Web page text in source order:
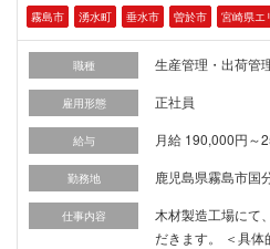
霧島市 湧水町 垂水市 曽於市 宮崎県エ
職種 生産管理・出荷管
雇用形態 正社員
給与 月給 190,000円～
勤務地 鹿児島県霧島市国
仕事内容
木材製造工場にて
だきます。 ＜具体